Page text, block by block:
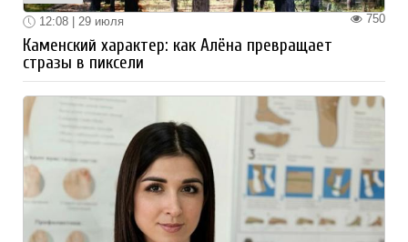
750
12:08 | 29 июля
Каменский характер: как Алёна превращает
стразы в пиксели